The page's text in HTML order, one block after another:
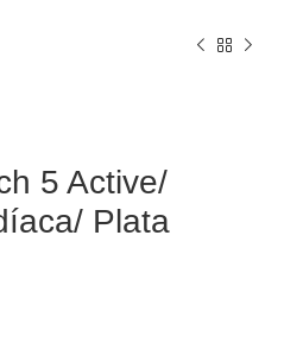
5 Active/
Plata